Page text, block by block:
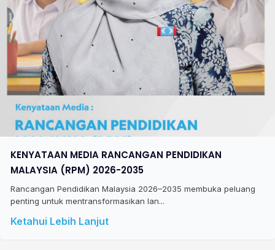
KENYATAAN MEDIA RANCANGAN PENDIDIKAN
MALAYSIA (RPM) 2026-2035
Rancangan Pendidikan Malaysia 2026–2035 membuka peluang
penting untuk mentransformasikan lan...
Ketahui Lebih Lanjut